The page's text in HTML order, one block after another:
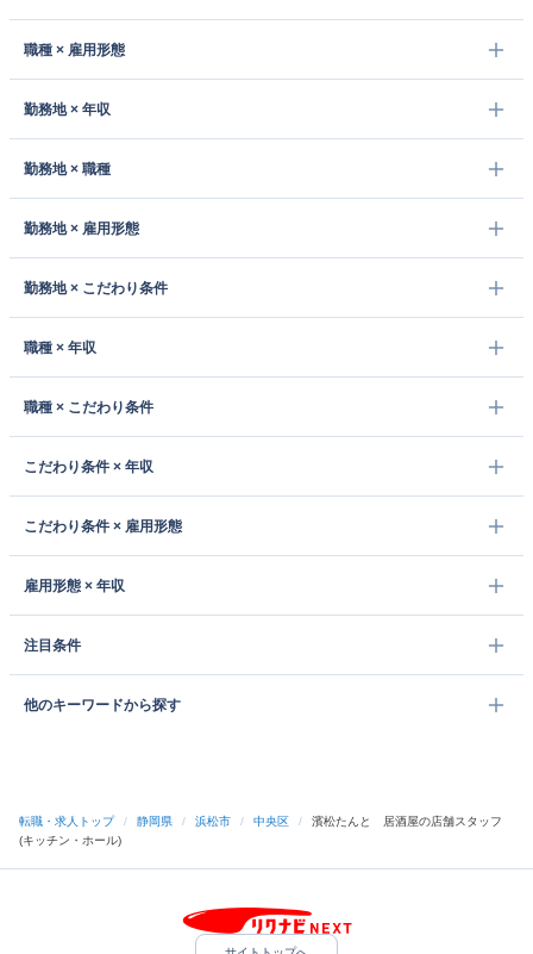
職種 × 雇用形態
勤務地 × 年収
勤務地 × 職種
勤務地 × 雇用形態
勤務地 × こだわり条件
職種 × 年収
職種 × こだわり条件
こだわり条件 × 年収
こだわり条件 × 雇用形態
雇用形態 × 年収
注目条件
他のキーワードから探す
転職・求人トップ / 静岡県 / 浜松市 / 中央区 /
濱松たんと 居酒屋の店舗スタッフ
(キッチン・ホール)